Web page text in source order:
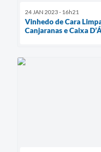
24 JAN 2023 - 16h21
Vinhedo de Cara
Canjaranas e Caixa